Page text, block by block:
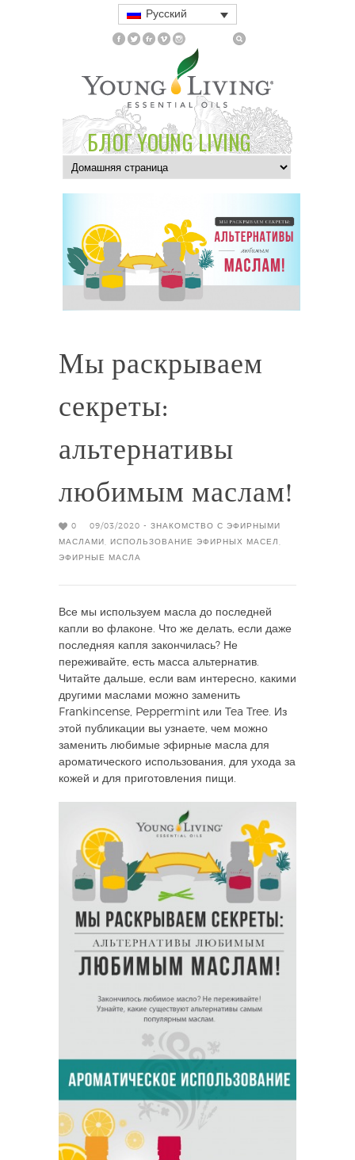
Русский
БЛОГ YOUNG LIVING
Мы раскрываем
секреты:
альтернативы
любимым маслам!
0 09/03/2020 - ЗНАКОМСТВО С ЭФИРНЫМИ
МАСЛАМИ
ИСПОЛЬЗОВАНИЕ ЭФИРНЫХ МАСЕЛ
ЭФИРНЫЕ МАСЛА
Все мы используем масла до последней
капли во флаконе. Что же делать, если даже
последняя капля закончилась? Не
переживайте, есть масса альтернатив.
Читайте дальше, если вам интересно, какими
другими маслами можно заменить
Frankincense, Peppermint или Tea Tree. Из
этой публикации вы узнаете, чем можно
заменить любимые эфирные масла для
ароматического использования, для ухода за
кожей и для приготовления пищи.